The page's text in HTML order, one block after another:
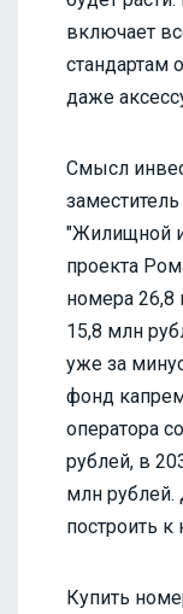
включает
стандартам
даже
Смысл
"Жилищной
проекта
номера 26,8
15,8 млн
уже за
фонд
оператора
рублей, в
млн рублей.
построить к
Купить